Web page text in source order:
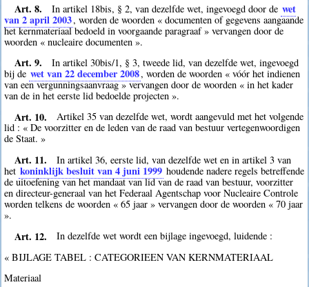
Art. 8. In artikel 18bis, § 2, van dezelfde wet, ingevoegd door de wet
van 2 april 2003, worden de woorden « documenten of gegevens aangaande
het kernmateriaal bedoeld in voorgaande paragraaf » vervangen door de
woorden « nucleaire documenten ».
Art. 9.
In artikel 30bis/1, § 3, tweede lid, van dezelfde wet, ingevoegd
bij de wet van 22 december 2008, worden de woorden « vóór het indienen
van een vergunningsaanvraag » vervangen door de woorden « in het kader
van de in het eerste lid bedoelde projecten ».
Art. 10.
Artikel 35 van dezelfde wet, wordt aangevuld met het volgende
lid : « De voorzitter en de leden van de raad van bestuur vertegenwoordigen
de Staat. »
Art. 11.
In artikel 36, eerste lid, van dezelfde wet en in artikel 3 van
het koninklijk besluit van 4 juni 1999 houdende nadere regels betreffende
de uitoefening van het mandaat van lid van de raad van bestuur, voorzitter
en directeur-generaal van het Federaal Agentschap voor Nucleaire Controle
worden telkens de woorden « 65 jaar » vervangen door de woorden « 70 jaar
».
Art. 12.
In dezelfde wet wordt een bijlage ingevoegd, luidende :
« BIJLAGE TABEL : CATEGORIEEN VAN KERNMATERIAAL
Materiaal